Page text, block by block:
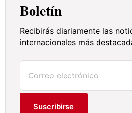
Boletín
Recibirás diariamente las
internacionales más
Suscribirse